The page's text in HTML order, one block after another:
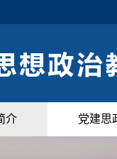
介 党建思